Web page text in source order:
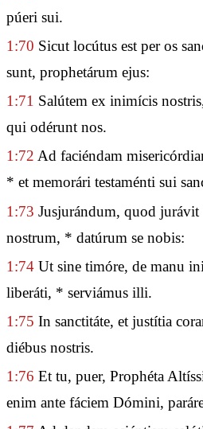
púeri sui.
1:70 Sicut locútus est per os
sunt, prophetárum ejus:
1:71 Salútem ex inimícis
qui odérunt nos.
1:72 Ad faciéndam
* et memorári testaménti sui
1:73 Jusjurándum, quod jurávit
nostrum, * datúrum se nobis:
1:74 Ut sine timóre, de manu
liberáti, * serviámus illi.
1:75 In sanctitáte, et justítia
diébus nostris.
1:76 Et tu, puer, Prophéta
enim ante fáciem Dómini,